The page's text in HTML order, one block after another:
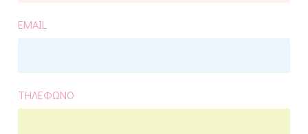
EMAIL
ΤΗΛΕΦΩΝΟ